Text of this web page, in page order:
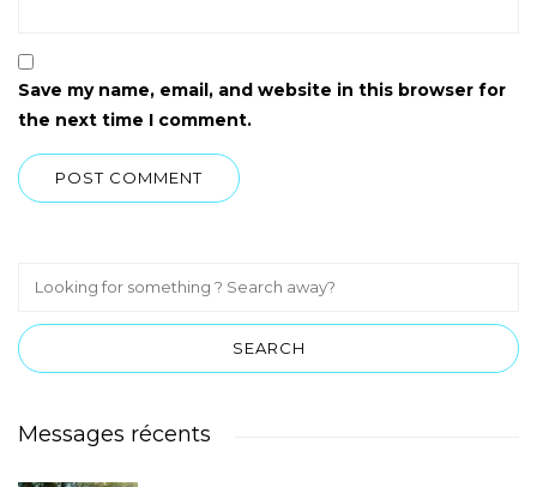
Save my name, email, and website in this browser for
the next time I comment.
Messages récents